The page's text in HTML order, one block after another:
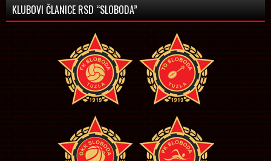
KLUBOVI ČLANICE RSD “SLOBODA”